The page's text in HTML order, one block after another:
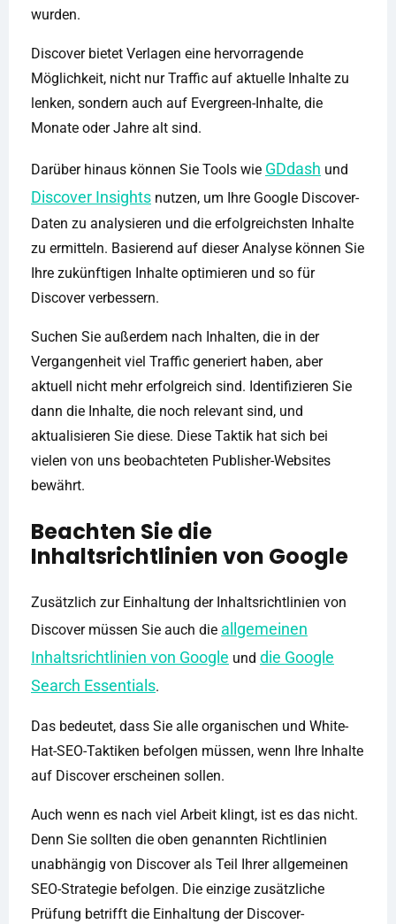
wurden.
Discover bietet Verlagen eine hervorragende
Möglichkeit, nicht nur Traffic auf aktuelle Inhalte zu
lenken, sondern auch auf Evergreen-Inhalte, die
Monate oder Jahre alt sind.
Darüber hinaus können Sie Tools wie GDdash und
Discover Insights nutzen, um Ihre Google Discover-
Daten zu analysieren und die erfolgreichsten Inhalte
zu ermitteln. Basierend auf dieser Analyse können Sie
Ihre zukünftigen Inhalte optimieren und so für
Discover verbessern.
Suchen Sie außerdem nach Inhalten, die in der
Vergangenheit viel Traffic generiert haben, aber
aktuell nicht mehr erfolgreich sind. Identifizieren Sie
dann die Inhalte, die noch relevant sind, und
aktualisieren Sie diese. Diese Taktik hat sich bei
vielen von uns beobachteten Publisher-Websites
bewährt.
Beachten Sie die
Inhaltsrichtlinien von Google
Zusätzlich zur Einhaltung der Inhaltsrichtlinien von
Discover müssen Sie auch die allgemeinen
Inhaltsrichtlinien von Google und die Google
Search Essentials.
Das bedeutet, dass Sie alle organischen und White-
Hat-SEO-Taktiken befolgen müssen, wenn Ihre Inhalte
auf Discover erscheinen sollen.
Auch wenn es nach viel Arbeit klingt, ist es das nicht.
Denn Sie sollten die oben genannten Richtlinien
unabhängig von Discover als Teil Ihrer allgemeinen
SEO-Strategie befolgen. Die einzige zusätzliche
Prüfung betrifft die Einhaltung der Discover-